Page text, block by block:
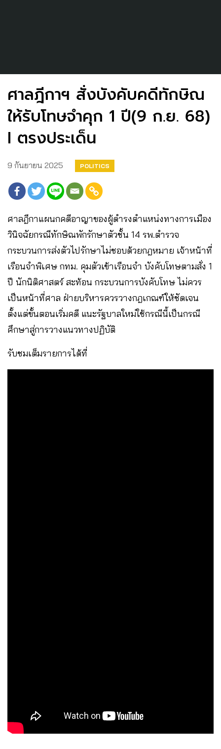
ศาลฎีกาฯ สั่งบังคับคดีทักษิณ
ให้รับโทษจำคุก 1 ปี(9 ก.ย. 68)
I ตรงประเด็น
9 กันยายน 2025 POLITICS
ศาลฎีกาแผนกคดีอาญาของผู้ดำรงตำแหน่งทางการเมือง
วินิจฉัยกรณีทักษิณพักรักษาตัวชั้น 14 รพ.ตำรวจ
กระบวนการส่งตัวไปรักษาไม่ชอบด้วยกฎหมาย เจ้าหน้าที่
เรือนจำพิเศษ กทม. คุมตัวเข้าเรือนจำ บังคับโทษตามสั่ง 1
ปี นักนิติศาสตร์ สะท้อน กระบวนการบังคับโทษ ไม่ควร
เป็นหน้าที่ศาล ฝ่ายบริหารควรวางกฎเกณฑ์ให้ชัดเจน
ตั้งแต่ขั้นตอนเริ่มคดี แนะรัฐบาลใหม่ใช้กรณีนี้เป็นกรณี
ศึกษาสู่การวางแนวทางปฏิบัติ
รับชมเต็มรายการได้ที่